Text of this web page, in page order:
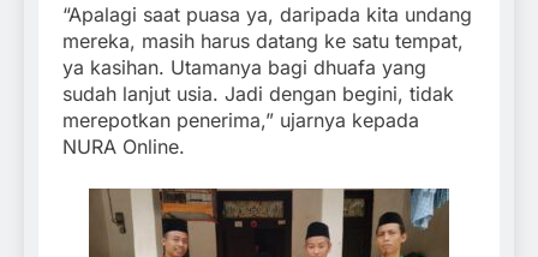
“Apalagi saat puasa ya, daripada kita undang
mereka, masih harus datang ke satu tempat,
ya kasihan. Utamanya bagi dhuafa yang
sudah lanjut usia. Jadi dengan begini, tidak
merepotkan penerima,” ujarnya kepada
NURA Online.